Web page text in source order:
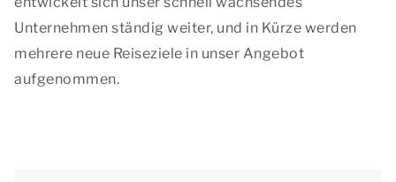
Unternehmen ständig weiter, und in Kürze werden
mehrere neue Reiseziele in unser Angebot
aufgenommen.